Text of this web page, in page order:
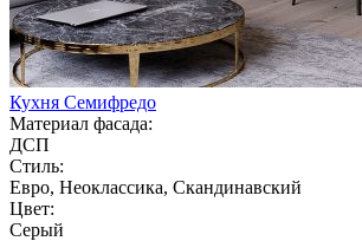
Кухня Семифредо
Материал фасада:
ДСП
Стиль:
Евро, Неоклассика, Скандинавский
Цвет:
Серый